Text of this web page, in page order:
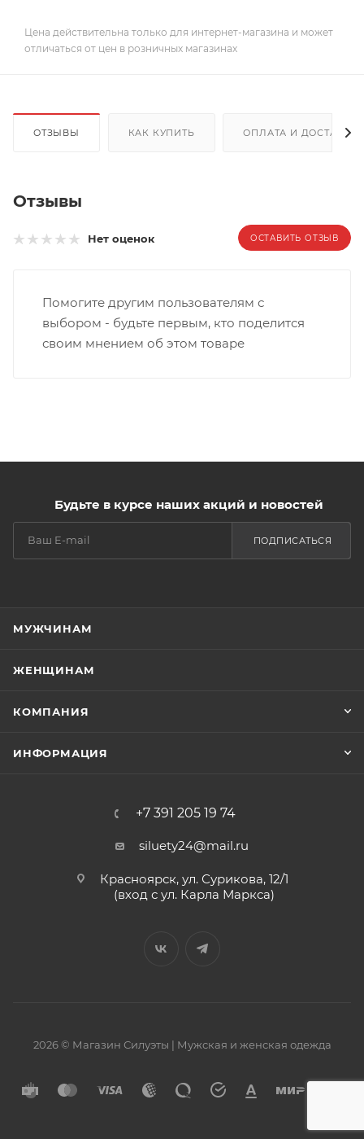
Цена действительна только для интернет-магазина и может
отличаться от цен в розничных магазинах
ОТЗЫВЫ КАК КУПИТЬ ОПЛАТА И ДОСТАВКА
Отзывы
Нет оценок ОСТАВИТЬ ОТЗЫВ
Помогите другим пользователям с
выбором - будьте первым, кто поделится
своим мнением об этом товаре
Будьте в курсе наших акций и новостей
ПОДПИСАТЬСЯ
МУЖЧИНАМ
ЖЕНЩИНАМ
КОМПАНИЯ
ИНФОРМАЦИЯ
+7 391 205 19 74
siluety24@mail.ru
Красноярск, ул. Сурикова, 12/1
(вход с ул. Карла Маркса)
2026 © Магазин Силуэты | Мужская и женская одежда